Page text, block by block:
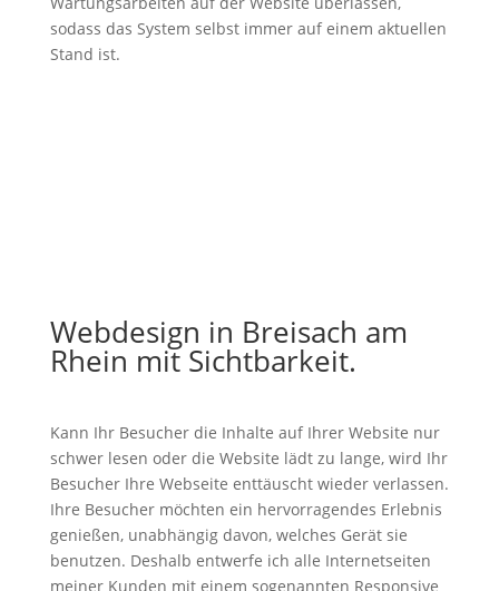
sodass das System selbst immer auf einem aktuellen
Stand ist.
Webdesign in Breisach am
Rhein mit Sichtbarkeit.
Kann Ihr Besucher die Inhalte auf Ihrer Website nur
schwer lesen oder die Website lädt zu lange, wird Ihr
Besucher Ihre Webseite enttäuscht wieder verlassen.
Ihre Besucher möchten ein hervorragendes Erlebnis
genießen, unabhängig davon, welches Gerät sie
benutzen. Deshalb entwerfe ich alle Internetseiten
meiner Kunden mit einem sogenannten Responsive